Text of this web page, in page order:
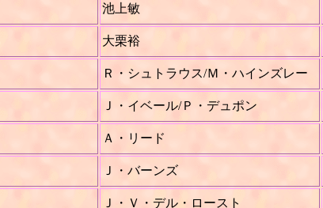
池上敏
大栗裕
Ｒ・シュトラウス/Ｍ・ハインズレー
Ｊ・イベール/Ｐ・デュポン
Ａ・リード
Ｊ・バーンズ
Ｊ・Ｖ・デル・ロースト